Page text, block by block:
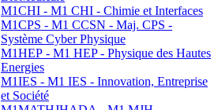
M1CHI - M1 CHI - Chimie et Interfaces
M1CPS - M1 CCSN - Maj. CPS -
Système Cyber Physique
M1HEP - M1 HEP - Physique des Hautes
Energies
M1IES - M1 IES - Innovation, Entreprise
et Société